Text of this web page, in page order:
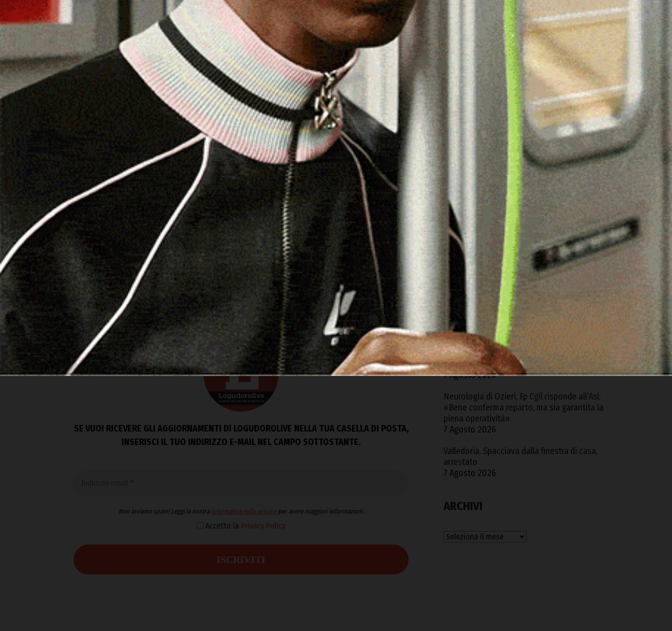
La conferenza si aprirà con l’intervento del figlioVittorio Ledda, seguito da quello della presidente
dell’Ute, Caterina Pala , che analizzerà il ruolo e il valore della poetica attraverso la quale Ledda ha
espresso sentimenti e idee. Alcuniex alunnicondivideranno poi i loro ricordi sull’amato insegnante,
che ha contribuito ad accompagnare la loro crescita formativa. Nel proseguo sarà quindi analizzata la
pedagogia rivoluzionaria di Ledda, protagonista come maestro di un rinnovamento educativo “gentile”
nella scuola degli anni Sessanta.Marco Fenudi, in qualità di segretario, parlerà invece della nascita, nel
1956, del “Premio Ozieri”.
L’evento è aperto a tutti, non solo agli iscritti dell’Ute, per offrire un’opportunità di confronto e
riflessione sulla figura di un uomo che ha saputo unire poesia, educazione e cultura in un unico,
Maria Bonaria Mereu
Le altre notizie su
Segui Logudorolive anche da Facebook
Facebook
WhatsApp
Telegram
EmailThreads
Ozieri Tonino Ledda
SE VUOI RICEVERE GLI AGGIORNAMENTI DI LOGUDOROLIVE NELLA TUA CASELLA DI POSTA,
INSERISCI IL TUO INDIRIZZO E-MAIL NEL CAMPO SOTTOSTANTE.
Non inviamo spam! Leggi la nostra Informativa sulla privacyper avere maggiori informazioni.
Accetto la Privacy Policy
ARTICOLI RECENTI
Ad Alà dei Sardi la XXIII Rassegna
Internazionale del Folklore
7 Agosto 2026
sequestrati oltre 6 kg di cocaina e hashish
provenienti dalla Spagna, 4 arresti tra Cagliari
7 Agosto 2026
Strada Monte Pino, Piu: «In due anni abbiamo
sbloccato e consegnato un’opera
fondamentale»
7 Agosto 2026
Neurologia di Ozieri, Fp Cgil risponde all’Asl:
«Bene conferma reparto, ma sia garantita la
piena operatività»
7 Agosto 2026
Valledoria. Spacciava dalla finestra di casa,
arrestato
7 Agosto 2026
ARCHIVI
Archivi